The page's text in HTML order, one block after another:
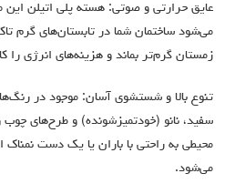
عایق حرارتی و صوتی: هسته پلی اتیلن
می‌شود ساختمان شما در تابستان‌های گرم
زمستان گرم‌تر بماند و هزینه‌های انرژی
تنوع بالا و شستشوی آسان: موجود در
سفید، نانو (خودتمیزشونده) و طرح‌های
محیطی به راحتی با باران یا یک دست نمناک
می‌شود.